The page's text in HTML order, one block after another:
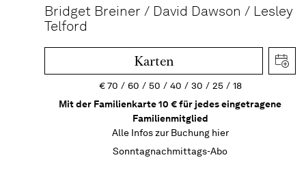
Bridget Breiner / David Dawson / Lesley
Telford
Karten
€70 60 50 40 30 25
18
Mit der Familienkarte 10 € für jedes eingetragene
Familienmitglied
Alle Infos zur Buchung hier
Sonntagnachmittags-Abo